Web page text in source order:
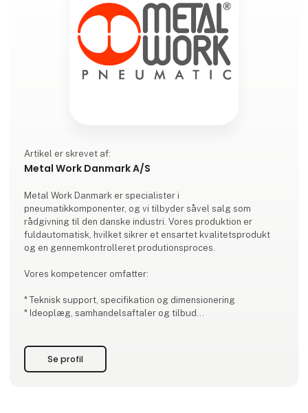
Artikel er skrevet af:
Metal Work Danmark A/S
Metal Work Danmark er specialister i
pneumatikkomponenter, og vi tilbyder såvel salg som
rådgivning til den danske industri. Vores produktion er
fuldautomatisk, hvilket sikrer et ensartet kvalitetsprodukt
og en gennemkontrolleret produtionsproces.
Vores kompetencer omfatter:
* Teknisk support, specifikation og dimensionering
* Ideoplæg, samhandelsaftaler og tilbud
* Delmontage af kundeapplikationer og styreskabe
* Opbygning af ventiløer efter kundens ønske
Se profil